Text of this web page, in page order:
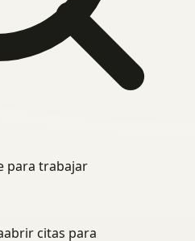
para trabajar
abrir citas para